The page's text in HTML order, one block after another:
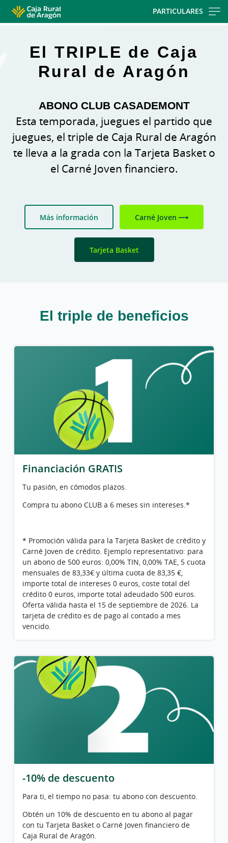
contentt
PARTICULARES
El TRIPLE de Caja
Rural de Aragón
ABONO CLUB CASADEMONT
Esta temporada, juegues el partido que
juegues, el triple de Caja Rural de Aragón
te lleva a la grada con la Tarjeta Basket o
el Carné Joven financiero.
Más información Carné Joven
Tarjeta Basket
El triple de beneficios
Financiación GRATIS
Tu pasión, en cómodos plazos.
Compra tu abono CLUB a 6 meses sin intereses.*
* Promoción válida para la Tarjeta Basket de crédito y
Carné Joven de crédito. Ejemplo representativo: para
un abono de 500 euros: 0,00% TIN, 0,00% TAE, 5 cuota
mensuales de 83,33€ y última cuota de 83,35 €,
importe total de intereses 0 euros, coste total del
crédito 0 euros, importe total adeudado 500 euros.
Oferta válida hasta el 15 de septiembre de 2026. La
tarjeta de crédito es de pago al contado a mes
vencido.
-10% de descuento
Para ti, el tiempo no pasa: tu abono con descuento.
Obtén un 10% de descuento en tu abono al pagar
con tu Tarjeta Basket o Carné Joven financiero de
Caja Rural de Aragón.